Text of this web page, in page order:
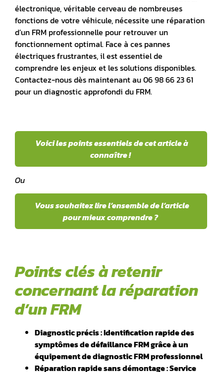
électronique, véritable cerveau de nombreuses
fonctions de votre véhicule, nécessite une réparation
d’un FRM professionnelle pour retrouver un
fonctionnement optimal. Face à ces pannes
électriques frustrantes, il est essentiel de
comprendre les enjeux et les solutions disponibles.
Contactez-nous dès maintenant au 06 98 66 23 61
pour un diagnostic approfondi du FRM.
Voici les points essentiels de cet article à
connaître !
Ou
Vous souhaitez lire l’ensemble de l’article
pour mieux comprendre ?
Points clés à retenir
concernant la réparation
d’un FRM
Diagnostic précis : Identification rapide des
symptômes de défaillance FRM grâce à un
équipement de diagnostic FRM professionnel
Réparation rapide sans démontage : Service